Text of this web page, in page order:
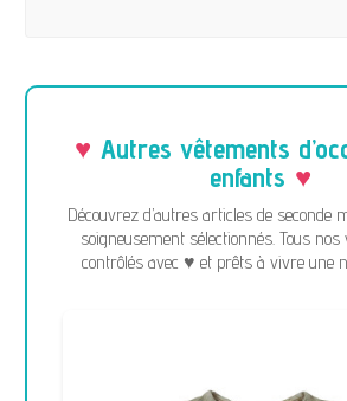
Autres vêtements
enfants
Découvrez d’autres articles de seconde
soigneusement sélectionnés. Tous
contrôlés avec ♥ et prêts à vivre une